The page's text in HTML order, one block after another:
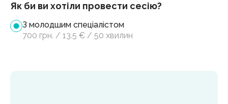
Як би ви хотіли провести сесію?
З молодшим спеціалістом
700 грн. / 13.5 € / 50 хвилин